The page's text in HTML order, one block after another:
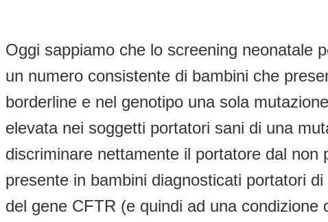
Oggi sappiamo che lo screening neonatale
un numero consistente di bambini che
borderline e nel genotipo una sola
elevata nei soggetti portatori sani di una
discriminare nettamente il portatore dal non
presente in bambini diagnosticati portatori
del gene CFTR (e quindi ad una